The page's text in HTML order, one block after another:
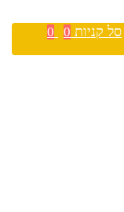
סל קניות 0
0